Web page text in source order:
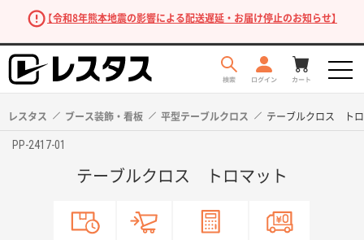
【令和8年熊本地震の影響による配送遅延・お届け停止のお知らせ】
レスタス ブース装飾・看板 平型テーブルクロス テーブルクロス ト
PP-2417-01
テーブルクロス トロマット